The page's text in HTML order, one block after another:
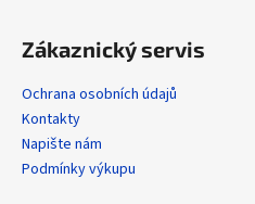
Zákaznický servis
Ochrana osobních údajů
Kontakty
Napište nám
Podmínky výkupu